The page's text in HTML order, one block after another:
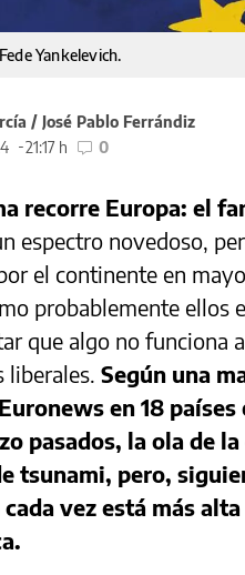
Yankelevich.
/ José Pablo Ferrándiz
21:17 h 0
recorre Europa: el
espectro novedoso,
el continente en
probablemente ellos
que algo no funciona
liberales. Según una
en 18
pasados, la ola de
tsunami, pero,
cada vez está más